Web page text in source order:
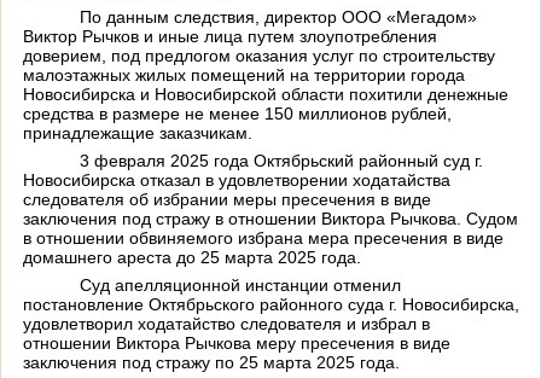
По данным следствия, директор ООО «Мегадом»
Виктор Рычков и иные лица путем злоупотребления
доверием, под предлогом оказания услуг по строительству
малоэтажных жилых помещений на территории города
Новосибирска и Новосибирской области похитили денежные
средства в размере не менее 150 миллионов рублей,
принадлежащие заказчикам.
3 февраля 2025 года Октябрьский районный суд г.
Новосибирска отказал в удовлетворении ходатайства
следователя об избрании меры пресечения в виде
заключения под стражу в отношении Виктора Рычкова. Судом
в отношении обвиняемого избрана мера пресечения в виде
домашнего ареста до 25 марта 2025 года.
Суд апелляционной инстанции отменил
постановление Октябрьского районного суда г. Новосибирска,
удовлетворил ходатайство следователя и избрал в
отношении Виктора Рычкова меру пресечения в виде
заключения под стражу по 25 марта 2025 года.